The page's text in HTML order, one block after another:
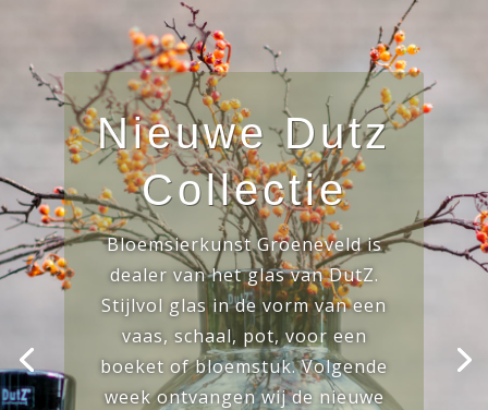
Nieuwe Dutz
Collectie
Bloemsierkunst Groeneveld is
dealer van het glas van DutZ.
Stijlvol glas in de vorm van een
vaas, schaal, pot, voor een
boeket of bloemstuk. Volgende
week ontvangen wij de nieuwe